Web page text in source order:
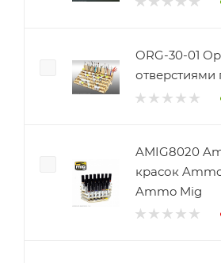
ORG-30-01
отверстиями
AMIG8020
красок Ammo с
Ammo Mig